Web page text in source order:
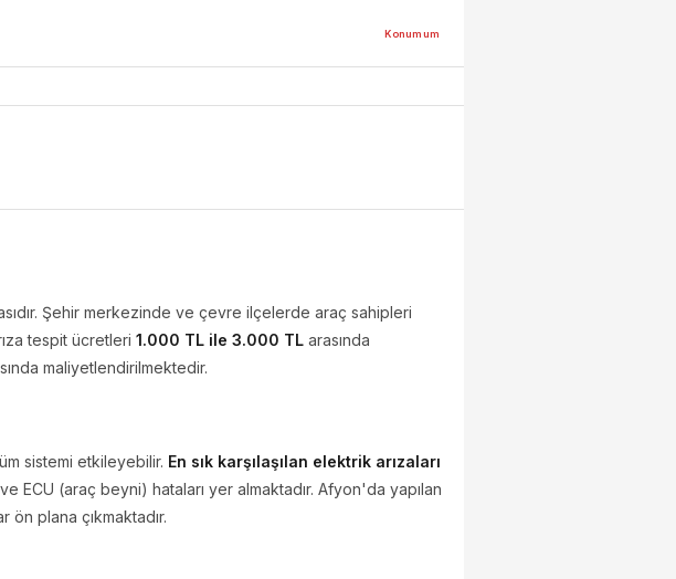
Konumum
Şehir merkezinde ve çevre ilçelerde araç sahipleri
tespit ücretleri 1.000 TL ile 3.000 TL arasında
maliyetlendirilmektedir.
sistemi etkileyebilir. En sık karşılaşılan elektrik arızaları
ECU (araç beyni) hataları yer almaktadır. Afyon'da yapılan
plana çıkmaktadır.